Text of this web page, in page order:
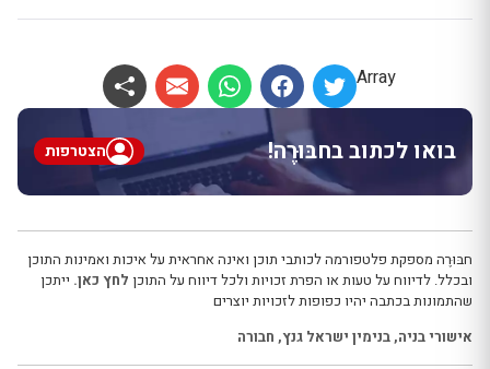
Array
בואו לכתוב בחבּוּרֶה! הצטרפות
חבּוּרֶה מספקת פלטפורמה לכותבי תוכן ואינה אחראית על איכות ואמינות התוכן
ובכלל. לדיווח על טעות או הפרת זכויות ולכל דיווח על התוכן לחץ כאן. ייתכן
שהתמונות בכתבה יהיו כפופות לזכויות יוצרים
אישורי בניה,בנימין ישראל גנץ, חבורה